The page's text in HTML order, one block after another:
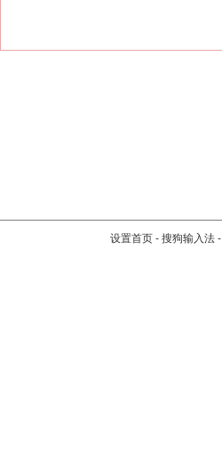
设置首页 - 搜狗输入法 -